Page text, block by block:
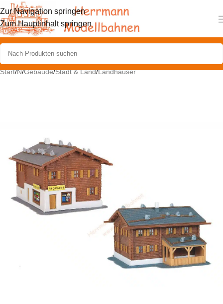
Zur Navigation springen
Zum Hauptinhalt springen
Start/N/Gebäude/Stadt & Land/Landhäuser